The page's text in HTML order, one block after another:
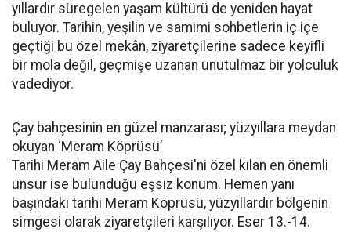
yıllardır süregelen yaşam kültürü de yeniden hayat
buluyor. Tarihin, yeşilin ve samimi sohbetlerin iç içe
geçtiği bu özel mekân, ziyaretçilerine sadece keyifli
bir mola değil, geçmişe uzanan unutulmaz bir yolculuk
vadediyor.
Çay bahçesinin en güzel manzarası; yüzyıllara meydan
okuyan ‘Meram Köprüsü’
Tarihi Meram Aile Çay Bahçesi'ni özel kılan en önemli
unsur ise bulunduğu eşsiz konum. Hemen yanı
başındaki tarihi Meram Köprüsü, yüzyıllardır bölgenin
simgesi olarak ziyaretçileri karşılıyor. Eser 13.-14.